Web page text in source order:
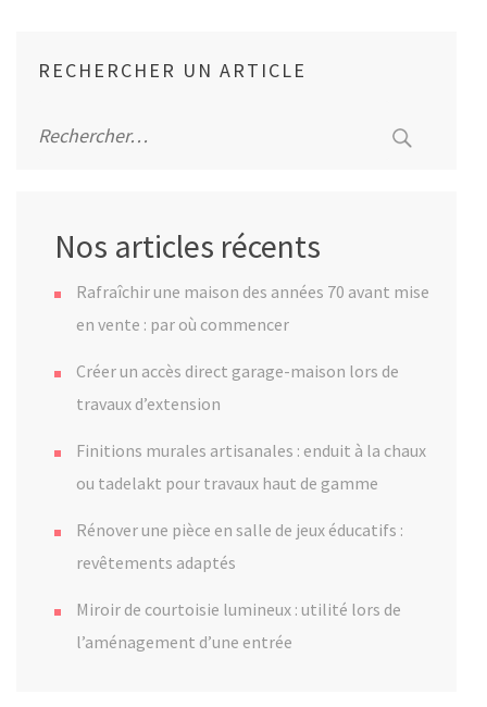
RECHERCHER UN ARTICLE
Nos articles récents
Rafraîchir une maison des années 70 avant mise
en vente : par où commencer
Créer un accès direct garage-maison lors de
travaux d’extension
Finitions murales artisanales : enduit à la chaux
ou tadelakt pour travaux haut de gamme
Rénover une pièce en salle de jeux éducatifs :
revêtements adaptés
Miroir de courtoisie lumineux : utilité lors de
l’aménagement d’une entrée